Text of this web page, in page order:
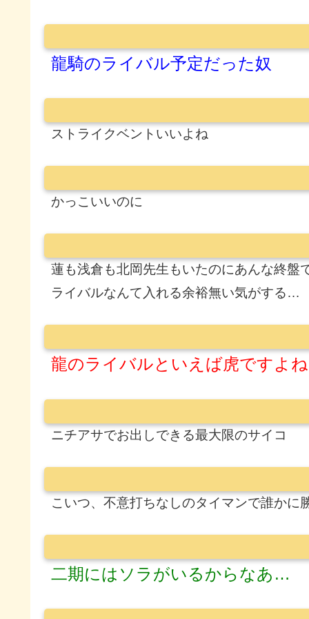
龍騎のライバル予定だった奴
ストライクベントいいよね
かっこいいのに
蓮も浅倉も北岡先生もいたのにあんな終盤
ライバルなんて入れる余裕無い気がする…
龍のライバルといえば虎ですよね
ニチアサでお出しできる最大限のサイコ
こいつ、不意打ちなしのタイマンで誰かに
二期にはソラがいるからなあ…